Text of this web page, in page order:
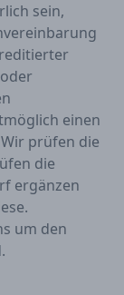
sein,
einen
prüfen die
die
ergänzen
um den